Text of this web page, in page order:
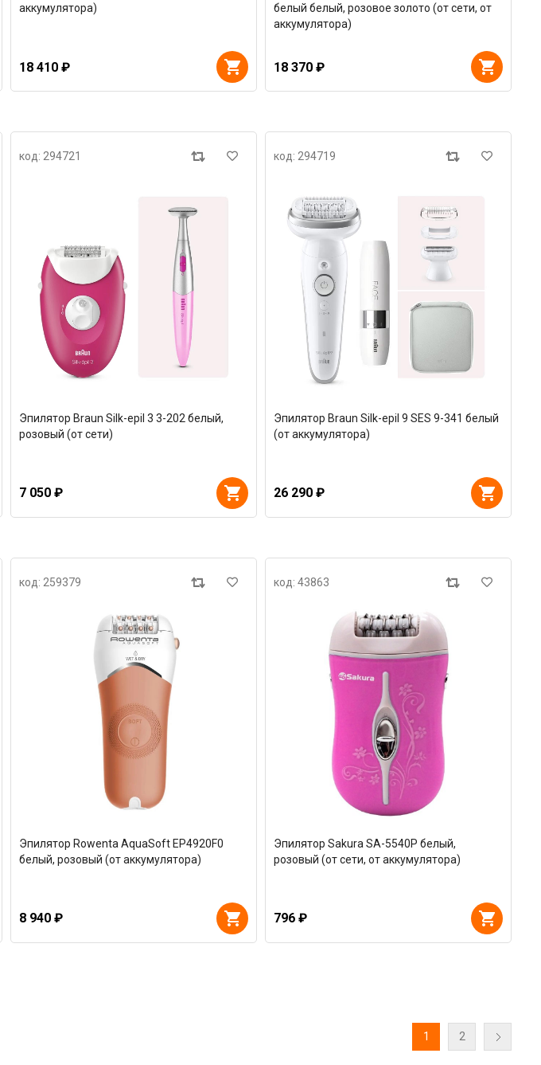
аккумулятора)
18 410 ₽
белый белый, розовое золото (от сети, от
аккумулятора)
18 370 ₽
код: 294721
Эпилятор Braun Silk-epil 3 3-202 белый,
розовый (от сети)
7 050 ₽
код: 294719
Эпилятор Braun Silk-epil 9 SES 9-341 белый
(от аккумулятора)
26 290 ₽
код: 259379
Эпилятор Rowenta AquaSoft EP4920F0
белый, розовый (от аккумулятора)
8 940 ₽
код: 43863
Эпилятор Sakura SA-5540P белый,
розовый (от сети, от аккумулятора)
796 ₽
1 2